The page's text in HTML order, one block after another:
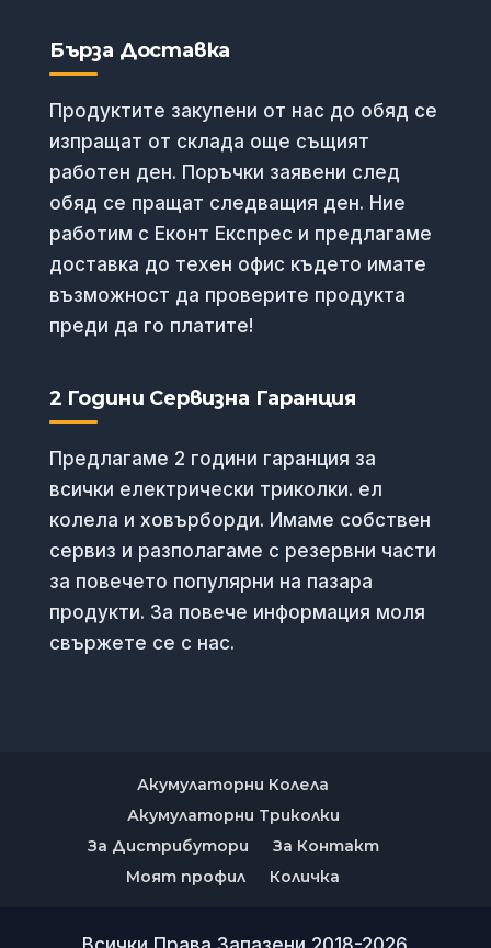
Бърза Доставка
Продуктите закупени от нас до обяд се
изпращат от склада още същият
работен ден. Поръчки заявени след
обяд се пращат следващия ден. Ние
работим с Еконт Експрес и предлагаме
доставка до техен офис където имате
възможност да проверите продукта
преди да го платите!
2 Години Сервизна Гаранция
Предлагаме 2 години гаранция за
всички електрически триколки. ел
колела и ховърборди. Имаме собствен
сервиз и разполагаме с резервни части
за повечето популярни на пазара
продукти. За повече информация моля
свържете се с нас.
Акумулаторни Колела
Акумулаторни Триколки
За Дистрибутори
За Контакт
Моят профил
Количка